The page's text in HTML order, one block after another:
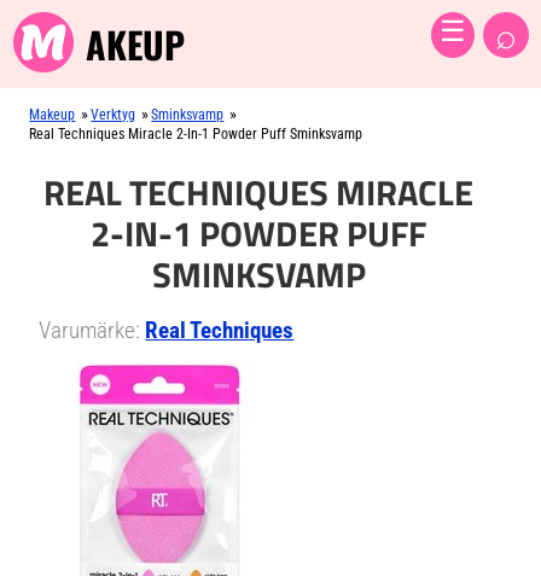
AKEUP ☰ ⌕
Makeup »Verktyg »Sminksvamp »
Real Techniques Miracle 2-In-1 Powder Puff Sminksvamp
REAL TECHNIQUES MIRACLE
2-IN-1 POWDER PUFF
SMINKSVAMP
Varumärke: Real Techniques